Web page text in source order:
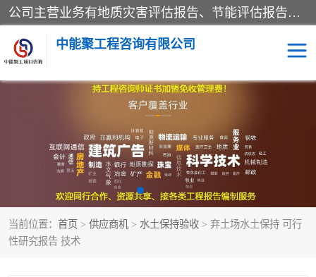
公司主营业务有地质灾害评估报告、节能评估报告、水土保持验收、水资源论证、土地复垦报告、项目可行性研究报告等。是经国家工商总局批准，在法律、法规、决定规定禁止的不得经营；法律、法规、决定规定应当许可（审批）的，经审批机关批准后凭许可（审批）文件经营;法律、法规，市场主体自主选择经营。
中能聚工程咨询有限公司
当前位置： 首页 > 供应商机 > 水土保持验收 > 弃土场水土保持 可行
性研究报告 技术
水资源论证报告 土地复垦报告
地质灾害评估报告 工程项目验收报告
节能评估报告